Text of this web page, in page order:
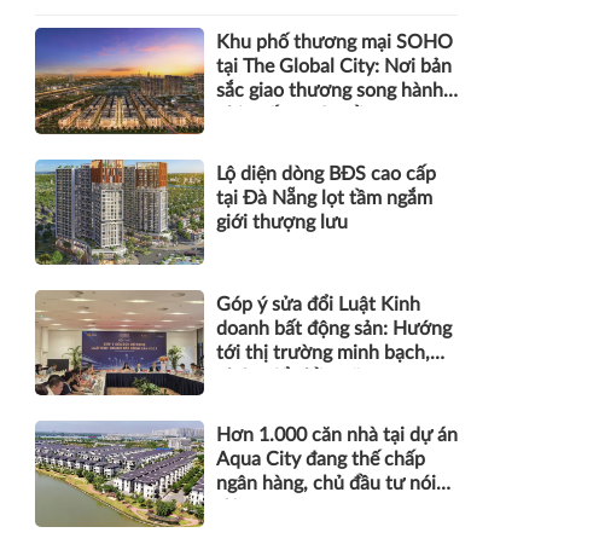
Khu phố thương mại SOHO
tại The Global City: Nơi bản
sắc giao thương song hành
Lộ diện dòng BĐS cao cấp
tại Đà Nẵng lọt tầm ngắm
giới thượng lưu
Góp ý sửa đổi Luật Kinh
doanh bất động sản: Hướng
tới thị trường minh bạch,
Hơn 1.000 căn nhà tại dự án
Aqua City đang thế chấp
ngân hàng, chủ đầu tư nói